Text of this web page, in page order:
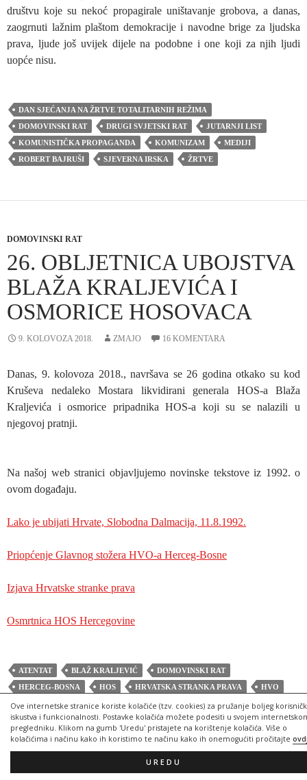
Ove internetske stranice koriste kolačiće (tzv. cookies) za pružanje boljeg
iskustva i funkcionalnosti. Postavke kolačića možete podesiti u svojem
pregledniku. Klikom na gumb 'Uredu' pristajete na korištenje kolačića. Više o
kolačićima i načinu kako ih koristimo te načinu kako ih onemogućiti pročitajte
UREDU
društvu koje su nekoć propagirale uništavanje grobova, a danas,
zaogrnuti lažnim plaštom demokracije i navodne brige za ljudska
prava, ljude još uvijek dijele na podobne i one koji za njih ljudi
uopće nisu.
DAN SJEĆANJA NA ŽRTVE TOTALITARNIH REŽIMA
DOMOVINSKI RAT
DRUGI SVJETSKI RAT
JUTARNJI LIST
KOMUNISTIČKA PROPAGANDA
KOMUNIZAM
MEDIJI
ROBERT BAJRUŠI
SJEVERNA IRSKA ŽRTVE
DOMOVINSKI RAT
26. OBLJETNICA UBOJSTVA
BLAŽA KRALJEVIĆA I
OSMORICE HOSOVACA
9. KOLOVOZA 2018. ZMAJO 16 KOMENTARA
Danas, 9. kolovoza 2018., navršava se 26 godina otkako su kod
Kruševa nedaleko Mostara likvidirani generala HOS-a Blaža
Kraljevića i osmorice pripadnika HOS-a koji su se nalazili u
njegovoj pratnji.
Na našoj web stranici objavljujemo novinske tekstove iz 1992. o
ovom događaju.
Lako je ubijati Hrvate, Slobodna Dalmacija, 11.8.1992.
Priopćenje Glavnog stožera HVO-a Herceg-Bosne
Izjava Hrvatske stranke prava
Osmrtnica HOS Hercegovine
ATENTAT BLAŽ KRALJEVIĆ
DOMOVINSKI RAT
HERCEG-BOSNA
HOS HRVATSKA STRANKA PRAVA
HVO
LIKVIDACIJE
TISAK ŽRTVE